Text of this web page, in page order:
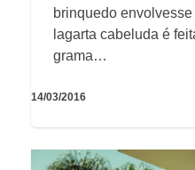
brinquedo
lagarta cabeluda é
grama…
14/03/2016